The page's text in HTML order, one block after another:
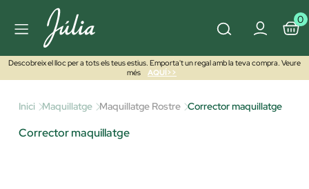
0
Descobreix el lloc per a tots els teus estius. Emporta't un regal amb la teva compra. Veure
més
AQUÍ>>
Inici Maquillatge Maquillatge Rostre Corrector maquillatge
Corrector maquillatge